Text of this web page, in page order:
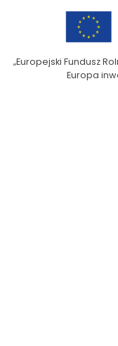
„Europejski Fundusz
Europa